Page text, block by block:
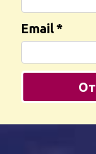
Email *